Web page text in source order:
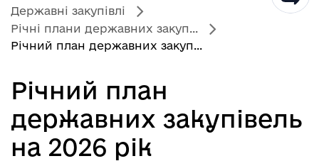
Державні закупівлі
Річні плани державних закуп...
Річний план державних закуп...
Річний план
державних закупівель
на 2026 рік